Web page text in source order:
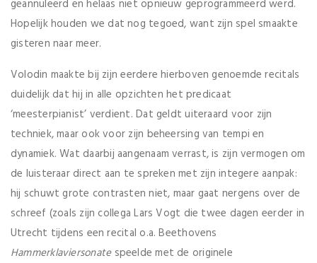
geannuleerd en helaas niet opnieuw geprogrammeerd werd.
Hopelijk houden we dat nog tegoed, want zijn spel smaakte
gisteren naar meer.
Volodin maakte bij zijn eerdere hierboven genoemde recitals
duidelijk dat hij in alle opzichten het predicaat
‘meesterpianist’ verdient. Dat geldt uiteraard voor zijn
techniek, maar ook voor zijn beheersing van tempi en
dynamiek. Wat daarbij aangenaam verrast, is zijn vermogen om
de luisteraar direct aan te spreken met zijn integere aanpak:
hij schuwt grote contrasten niet, maar gaat nergens over de
schreef (zoals zijn collega Lars Vogt die twee dagen eerder in
Utrecht tijdens een recital o.a. Beethovens
Hammerklaviersonatespeelde met de originele